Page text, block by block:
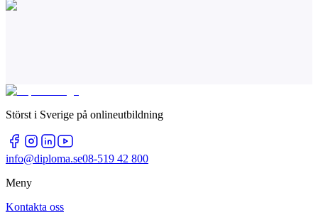
Störst i Sverige på onlineutbildning
info@diploma.se08-519 42 800
Meny
Kontakta oss